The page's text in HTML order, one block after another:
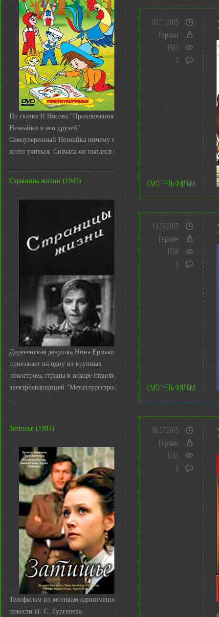
По сказке Н.Носова "Приключения
Незнайки и его друзей".
Самоуверенный Незнайка ничему не
хотел учиться. Сначала он пытался с ...
Страницы жизни (1948)
Деревенская девушка Нина Ермакова
приезжает на одну из крупных
новостроек страны и вскоре становится
электросварщицей "Металлургстроя&q
...
Затишье (1981)
Телефильм по мотивам одноименной
повести И. С. Тургенева.
03.11.2015
Герман
1587
0
СМОТРЕТЬ ФИЛЬМ
13.09.2015
Герман
1536
0
СМОТРЕТЬ ФИЛЬМ
06.07.2015
Герман
1261
0